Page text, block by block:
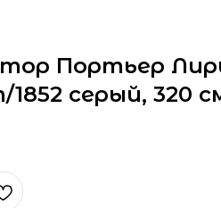
Портьер
серый, 320